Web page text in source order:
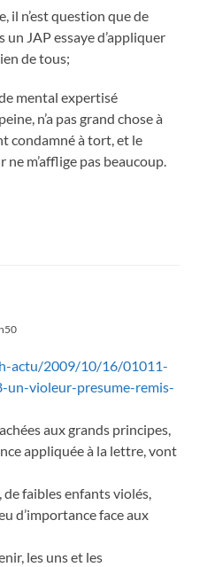
il n’est question que de
JAP essaye d’appliquer
de tous;
mental expertisé
n’a pas grand chose à
condamné à tort, et le
m’afflige pas beaucoup.
actu/2009/10/16/01011-
un-violeur-presume-remis-
aux grands principes,
appliquée à la lettre, vont
de faibles enfants violés,
d’importance face aux
les uns et les